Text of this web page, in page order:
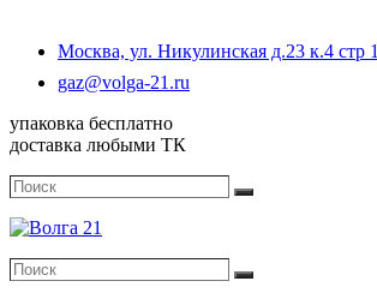
Москва, ул. Никулинская д.23 к.4 стр 1
gaz@volga-21.ru
упаковка бесплатно
доставка любыми ТК
Поиск
Поиск
Поиск
Поиск